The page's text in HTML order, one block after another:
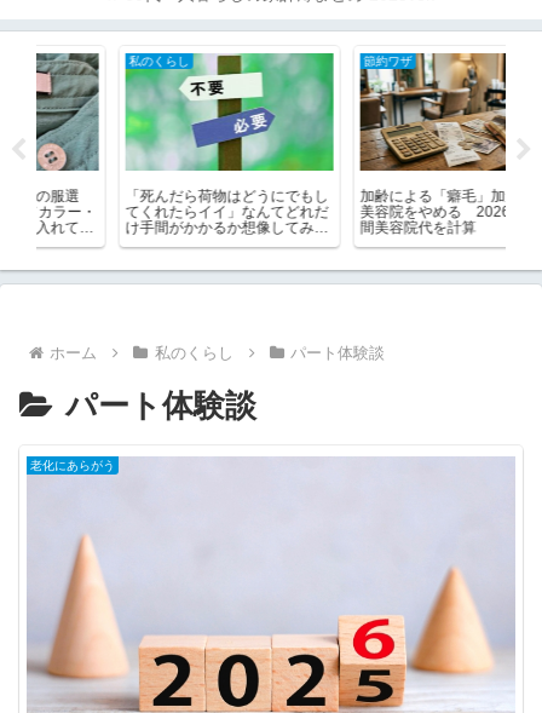
私のくらし
「死んだら荷物はどうにでもし
てくれたらイイ」なんてどれだ
け手間がかかるか想像してみ
節約ワザ
加齢による「癖毛」加速で激安
美容院をやめる 2026年の年
間美容院代を計算
ホーム 私のくらし パート体験談
パート体験談
老化にあらがう